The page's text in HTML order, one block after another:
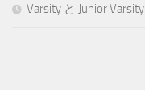
Varsity と Junior Varsity